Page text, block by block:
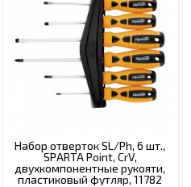
Набор отверток SL/Ph, 6 шт.,
SPARTA Point, CrV,
двухкомпонентные рукояти,
пластиковый футляр, 11782